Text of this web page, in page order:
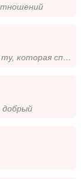
Адекватный романтик ищет ту, которая способна любить.
добрый